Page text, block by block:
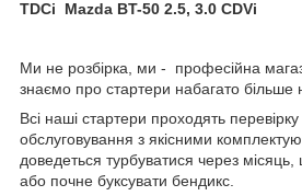
TDCi Mazda BT-50 2.5, 3.0 CDVi
Ми не розбірка, ми - професійна
знаємо про стартери набагато більше
Всі наші стартери проходять перевірку
обслуговування з якісними
доведеться турбуватися через місяць,
або почне буксувати бендикс.